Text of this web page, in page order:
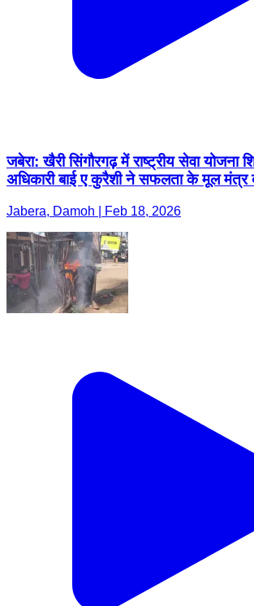
जबेरा: खैरी सिंगौरगढ़ में राष्ट्रीय सेवा योजना
अधिकारी बाई ए कुरैशी ने सफलता के मूल मंत्र
Jabera, Damoh | Feb 18, 2026